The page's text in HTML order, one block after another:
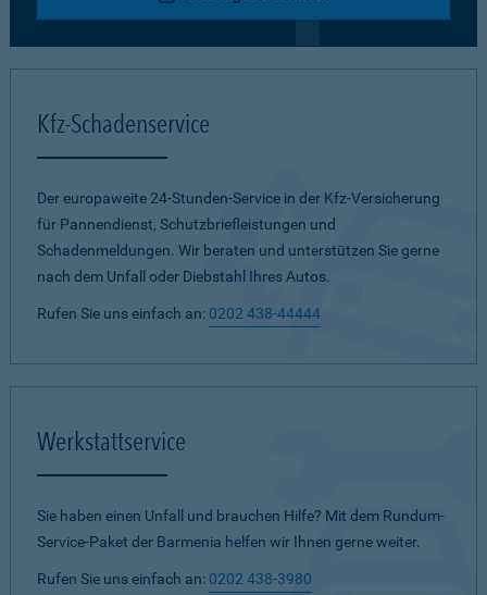
Kfz-Schadenservice
Der europaweite 24-Stunden-Service in der Kfz-Versicherung
für Pannendienst, Schutzbriefleistungen und
Schadenmeldungen. Wir beraten und unterstützen Sie gerne
nach dem Unfall oder Diebstahl Ihres Autos.
Rufen Sie uns einfach an: 0202 438-44444
Werkstattservice
Sie haben einen Unfall und brauchen Hilfe? Mit dem Rundum-
Service-Paket der Barmenia helfen wir Ihnen gerne weiter.
Rufen Sie uns einfach an: 0202 438-3980